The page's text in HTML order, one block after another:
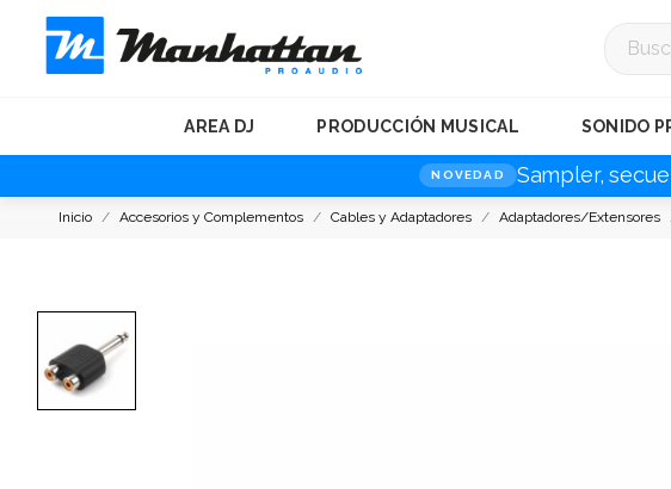
NOVEDAD Sampler,
AREA DJ PRODUCCIÓN MUSICAL SONIDO
Inicio Accesorios y Complementos Cables y Adaptadores Adaptadores/Extensores